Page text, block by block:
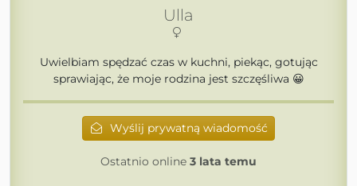
Ulla
Uwielbiam spędzać czas w kuchni, piekąc, gotując
sprawiając, że moje rodzina jest szczęśliwa 😀
Wyślij prywatną wiadomość
Ostatnio online 3 lata temu